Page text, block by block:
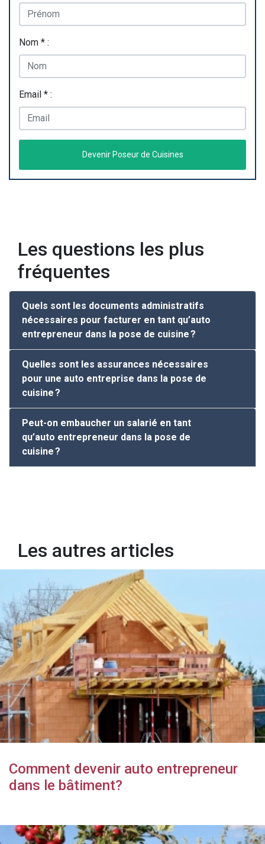
Nom * :
Email * :
Devenir Poseur de Cuisines
Les questions les plus
fréquentes
Quels sont les documents administratifs
nécessaires pour facturer en tant qu’auto
entrepreneur dans la pose de cuisine ?
Quelles sont les assurances nécessaires
pour une auto entreprise dans la pose de
cuisine ?
Peut-on embaucher un salarié en tant
qu’auto entrepreneur dans la pose de
cuisine ?
Les autres articles
Comment devenir auto entrepreneur
dans le bâtiment?